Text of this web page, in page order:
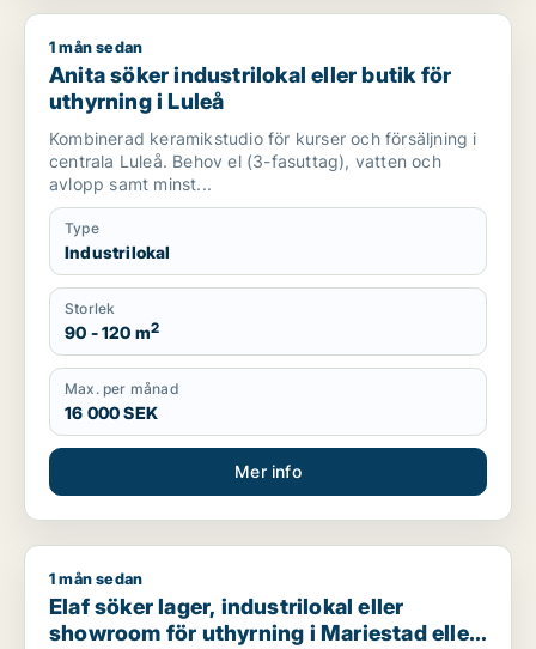
Anita söker industrilokal eller butik för uthyrning i Luleå
1 mån sedan
Anita söker industrilokal eller butik för
uthyrning i Luleå
Kombinerad keramikstudio för kurser och försäljning i
centrala Luleå. Behov el (3-fasuttag), vatten och
avlopp samt minst...
Type
Industrilokal
Storlek
90 - 120 m2
Max. per månad
16 000 SEK
Mer info
Elaf söker lager, industrilokal eller showroom för uthyrning i
1 mån sedan
Elaf söker lager, industrilokal eller
showroom för uthyrning i Mariestad eller